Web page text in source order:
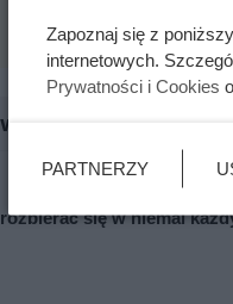
tej chwili
się w niemal
Zapoznaj się z
internetowych.
Prywatności i Cookies
PARTNERZY